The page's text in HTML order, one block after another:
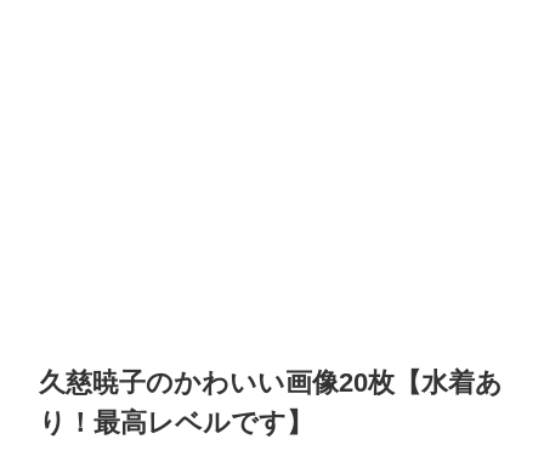
久慈暁子のかわいい画像20枚【水着あ
り！最高レベルです】